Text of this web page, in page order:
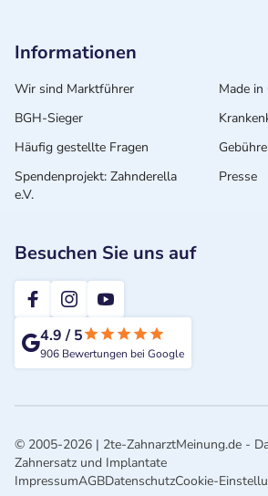
Informationen
Wir sind Marktführer
Made in
BGH-Sieger
Häufig gestellte Fragen
Spendenprojekt: Zahnderella
e.V.
Presse
Besuchen Sie uns auf
2te-ZahnarztMeinung
4.9/5
906 Bewertungen bei Google
© 2005-2026 | 2te-ZahnarztMeinung.de -
Zahnersatz und Implantate
ImpressumAGBDatenschutzCookie-